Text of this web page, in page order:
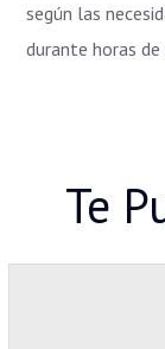
según las
durante horas de
Te